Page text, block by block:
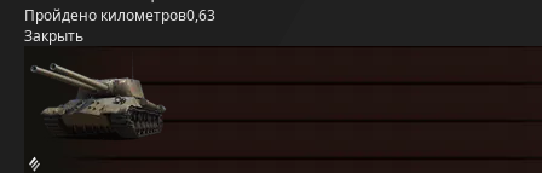
Пройдено километров0,63
Закрыть